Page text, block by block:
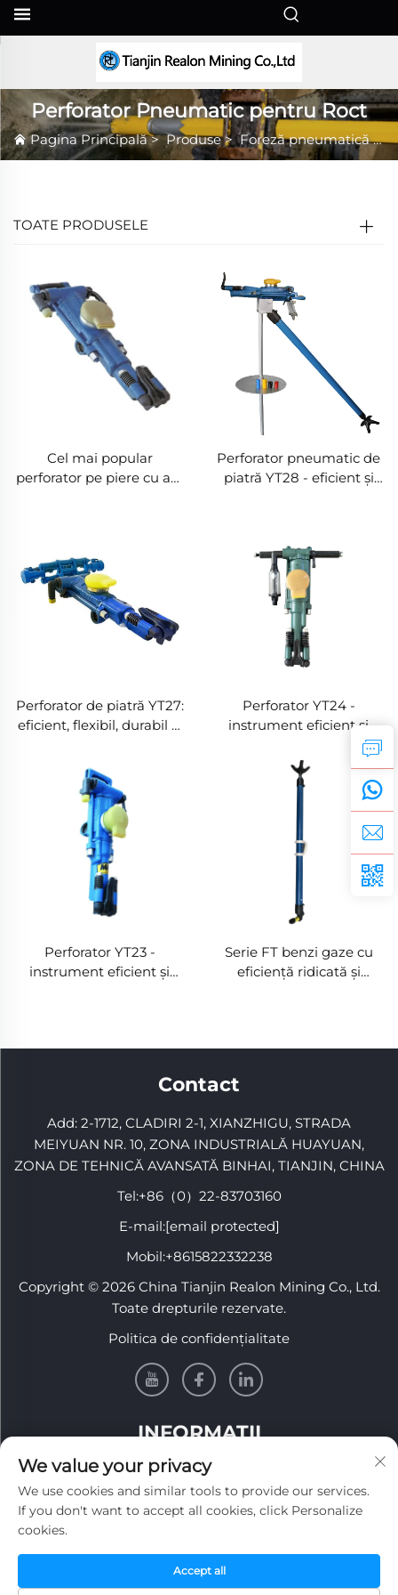
Perforator Pneumatic pentru Roct
Pagina Principală>Produse>Foreză pneumatică de rocă
TOATE PRODUSELE
Cel mai popular
perforator pe piere cu aer
Perforator pneumatic de
piatră YT28 - eficient și
miniere
Perforator de piatră YT27:
eficient, flexibil, durabil și
tunelurile și proiectele de
construcții să funcționeze
eficient
Perforator YT24 -
instrument eficient și
durabil pentru perforare
în minerit și inginerie
Perforator YT23 -
instrument eficient și
Serie FT benzi gaze cu
eficiență ridicată și
Contact
Add: 2-1712, CLADIRI 2-1, XIANZHIGU, STRADA
MEIYUAN NR. 10, ZONA INDUSTRIALĂ HUAYUAN,
ZONA DE TEHNICĂ AVANSATĂ BINHAI, TIANJIN, CHINA
Tel:+86（0）22-83703160
E-mail:[email protected]
Mobil:+8615822332238
Copyright © 2026 China Tianjin Realon Mining Co., Ltd.
Toate drepturile rezervate.
Politica de confidențialitate
INFORMAȚII
Înscrieți-vă pentru a primi newsletterul nostru
săptămânal
We value your privacy
We use cookies and similar tools to provide our services.
If you don't want to accept all cookies, click Personalize
cookies.
Accept all